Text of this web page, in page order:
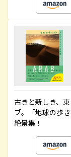
古きと新しき、
ブ。「地球の歩
絶景集！